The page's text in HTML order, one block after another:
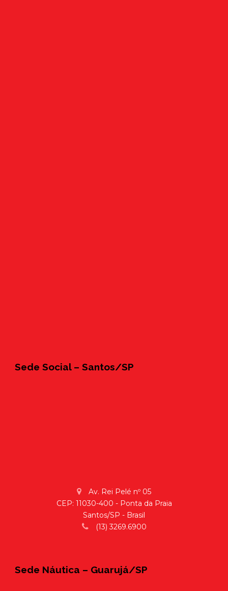
Sede Social – Santos/SP
Av. Rei Pelé nº 05
CEP: 11030-400 - Ponta da Praia
Santos/SP - Brasil
(13) 3269.6900
Sede Náutica – Guarujá/SP